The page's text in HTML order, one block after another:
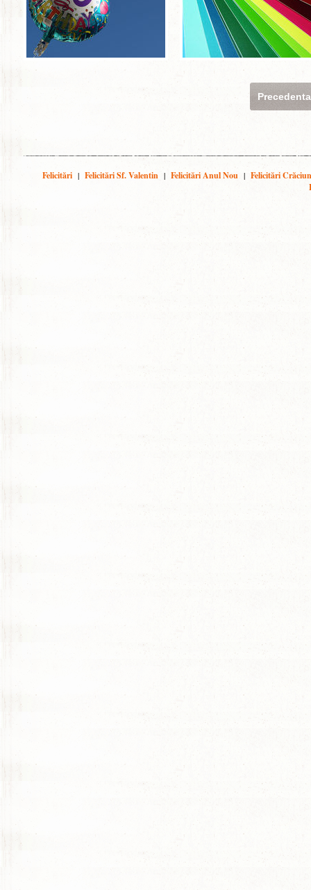
Precedenta
Felicitări | Felicitări Sf. Valentin | Felicitări Anul Nou | Felicitări